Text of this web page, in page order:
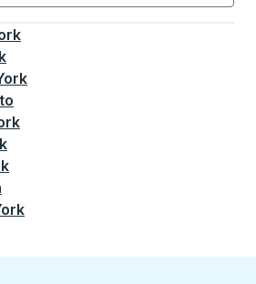
New York.La sélection est